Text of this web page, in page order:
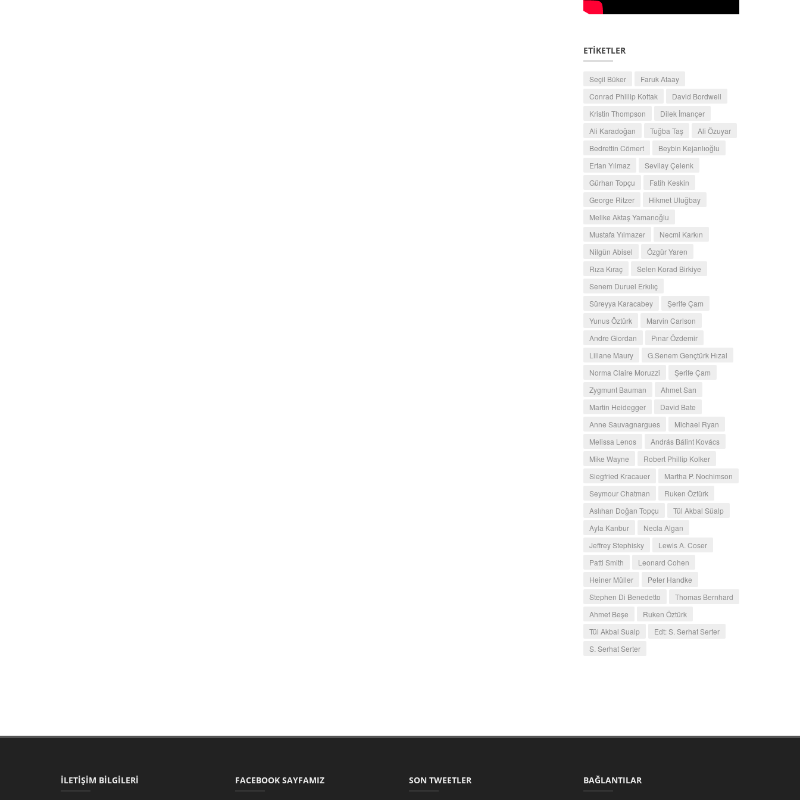
ETİKETLER
Seçil Büker
Faruk Ataay
Conrad Phillip Kottak
David Bordwell
Kristin Thompson
Dilek İmançer
Ali Karadoğan
Tuğba Taş
Ali Özuyar
Bedrettin Cömert
Beybin Kejanlıoğlu
Ertan Yılmaz
Sevilay Çelenk
Gürhan Topçu
Fatih Keskin
George Ritzer
Hikmet Uluğbay
Melike Aktaş Yamanoğlu
Mustafa Yılmazer
Necmi Karkın
Nilgün Abisel
Özgür Yaren
Rıza Kıraç
Selen Korad Birkiye
Senem Duruel Erkılıç
Süreyya Karacabey
Şerife Çam
Yunus Öztürk
Marvin Carlson
Andre Giordan
Pınar Özdemir
Liliane Maury
G.Senem Gençtürk Hızal
Norma Claire Moruzzi
Şerife Çam
Zygmunt Bauman
Ahmet Sarı
Martin Heidegger
David Bate
Anne Sauvagnargues
Michael Ryan
Melissa Lenos
András Bálint Kovács
Mike Wayne
Robert Phillip Kolker
Siegfried Kracauer
Martha P. Nochimson
Seymour Chatman
Ruken Öztürk
Aslıhan Doğan Topçu
Tül Akbal Süalp
Ayla Kanbur
Necla Algan
Jeffrey Stephisky
Lewis A. Coser
Patti Smith
Leonard Cohen
Heiner Müller
Peter Handke
Stephen Di Benedetto
Thomas Bernhard
Ahmet Beşe
Ruken Öztürk
Tül Akbal Sualp
Edt: S. Serhat Serter
S. Serhat Serter
İLETİŞİM BİLGİLERİ FACEBOOK SAYFAMIZ SON TWEETLER BAĞLANTILAR